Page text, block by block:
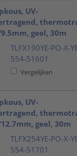
UV-
geel, 30m
TLFX190YE-PO-X-
554-51601
Vergelijken
UV-
geel, 30m
TLFX254YE-PO-X-
554-51701